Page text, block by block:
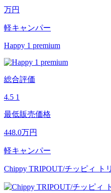
万円
軽キャンパー
Happy 1 premium
総合評価
4.5 1
最低販売価格
448.0万円
軽キャンパー
Chippy TRIPOUT/チッピィ ト